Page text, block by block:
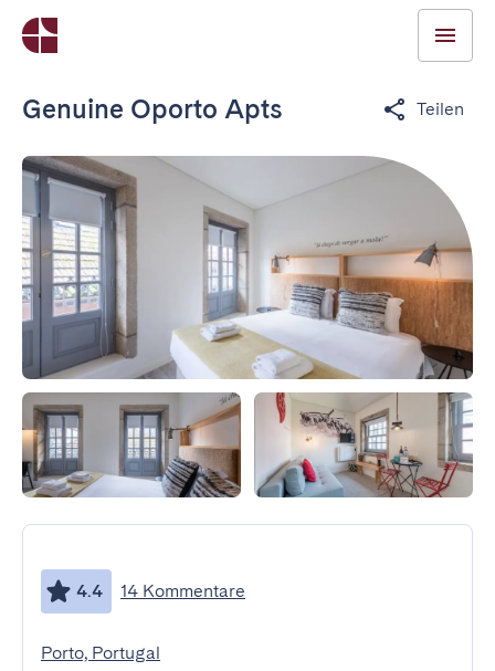
Genuine Oporto Apts Teilen
4.4 14 Kommentare
Porto, Portugal